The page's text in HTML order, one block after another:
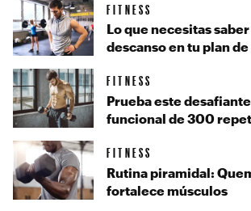
FITNESS
Lo que necesitas
descanso en tu plan
FITNESS
Prueba este
funcional de 300
FITNESS
Rutina piramidal:
fortalece músculos